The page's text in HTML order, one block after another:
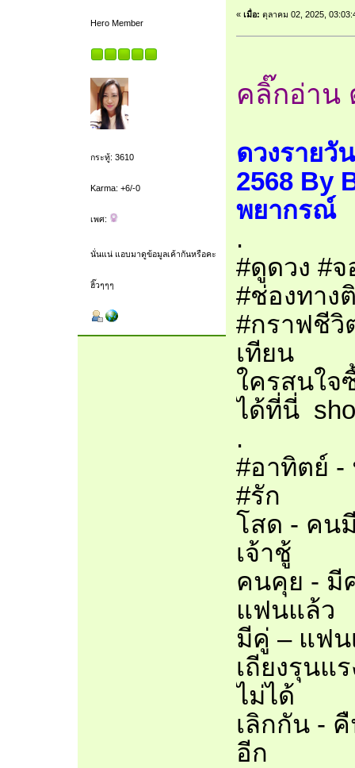
Hero Member
กระทู้: 3610
Karma: +6/-0
เพศ:
นั่นแน่ แอบมาดูข้อมูลเค้ากันหรือคะ
ฮิ๊วๆๆๆ
« เมื่อ: ตุลาคม 02, 2025,
คลิ๊กอ่าน
ดวงรายวั
2568 By
พยากรณ์
.
#ดูดวง #
#ช่องทาง
#กราฟชีวิ
เทียน
ใครสนใจ
ได้ที่นี่
.
#อาทิตย์ -
#รัก
โสด - คน
เจ้าชู้
คนคุย - มี
แฟนแล้ว
มีคู่ – แฟน
เถียงรุนแ
ไม่ได้
เลิกกัน -
อีก